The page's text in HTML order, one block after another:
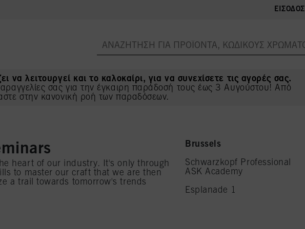
ΕΊΣΟΔΟΣ
να λειτουργεί και το καλοκαίρι, για να συνεχίσετε τις αγορές σας.
σας για την έγκαιρη παράδοσή τους έως 3 Αυγούστου! Από
στην κανονική ροή των παραδόσεων.
heart of our industry. It's only through
to master our craft that we are then
a trail towards tomorrow's trends
Director
Needs
Brussels
Schwarzkopf Professional
ASK Academy
Esplanade 1